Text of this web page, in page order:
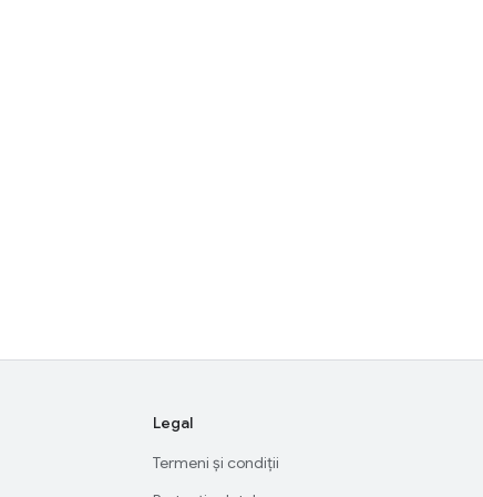
Legal
Termeni și condiții